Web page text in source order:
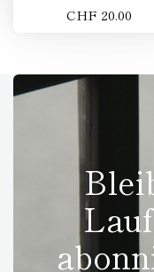
CHF 20.00